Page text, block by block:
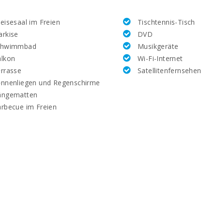
im Freien
und Regenschirme
im Freien
Tischtennis-Tisch
DVD
Musikgeräte
Wi-Fi-Internet
Satellitenfernsehen